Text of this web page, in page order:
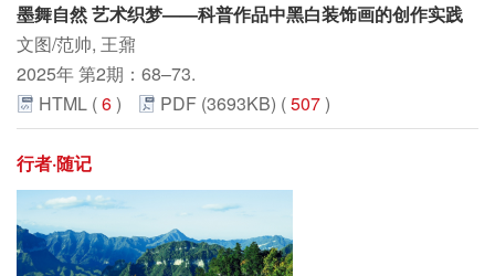
墨舞自然 艺术织梦——科普作品中黑白装饰画的创作实践
文图/范帅, 王鼐
2025年 第2期：68–73.
HTML (6) PDF (3693KB) (507)
行者·随记